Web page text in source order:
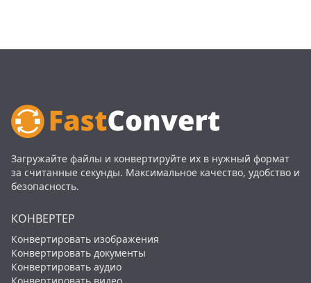
Загружайте файлы и конвертируйте их в нужный формат
за считанные секунды. Максимальное качество, удобство и
безопасность.
КОНВЕРТЕР
Конвертировать изображения
Конвертировать документы
Конвертировать аудио